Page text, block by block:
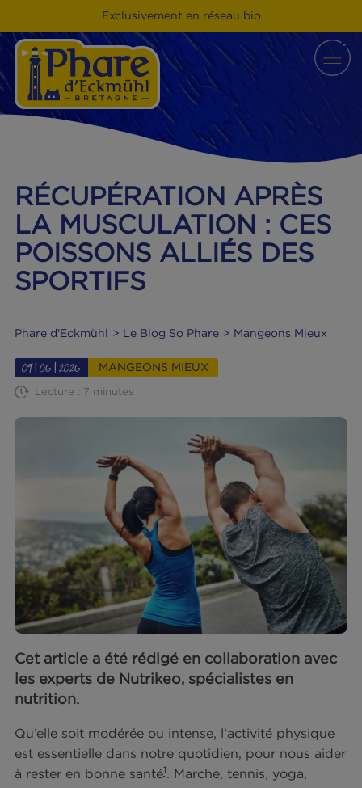
Exclusivement en réseau bio
RÉCUPÉRATION APRÈS
LA MUSCULATION :
POISSONS ALLIÉS DES
SPORTIFS
Phare d'Eckmühl Le Blog So Phare
09|06|2026
Cet article a été rédigé en collaboration
les experts de Nutrikeo, spécialistes en
nutrition.